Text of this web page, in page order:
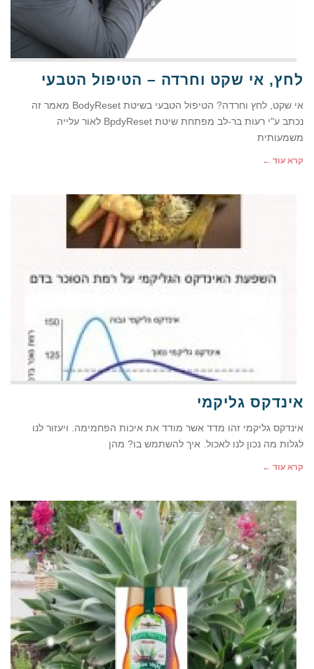
לחץ, אי שקט וחרדה – הטיפול הטבעי
אי שקט, לחץ וחרדה? הטיפול הטבעי בשיטת BodyReset מאמר זה
נכתב ע"י רעות בר-לב מפתחת שיטת BpdyReset לאור עלייה
משמעותית
קרא עוד ←
אינדקס גליקמי
אינדקס גליקמי זהו מדד אשר מודד את איכות הפחמימה. ויעזור לנו
לגלות מה נכון לנו לאכול. איך להשתמש בו? מהן
קרא עוד ←